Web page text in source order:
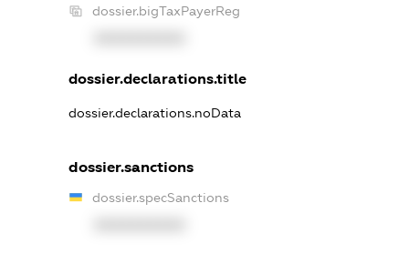
dossier.bigTaxPayerReg
dossier.declarations.title
dossier.declarations.noData
dossier.sanctions
dossier.specSanctions